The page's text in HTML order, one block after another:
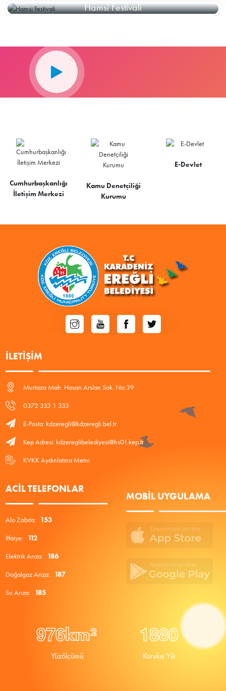
Hamsi Festivali
Cumhurbaşkanlığı
İletişim Merkezi
Kamu Denetçiliği
Kurumu
E-Devlet
İLETIŞIM
Murtaza Mah. Hasan Arslan Sok. No:39
0372 333 1 333
E-Posta: kdzeregli@kdzeregli.bel.tr
Kep Adresi: kdzereglibelediyesi@hs01.kep.tr
KVKK Aydınlatma Metni
ACIL TELEFONLAR
Alo Zabıta: 153
İtfaiye: 112
Elektrik Arıza: 186
Doğalgaz Arıza: 187
Su Arıza: 185
MOBIL UYGULAMA
976km²
Yüzölçümü
1880
Kuruluş Yılı